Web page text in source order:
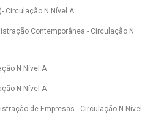
Circulação N Nível A
Contemporânea - Circulação N
N Nível A
N Nível A
de Empresas - Circulação N Nível